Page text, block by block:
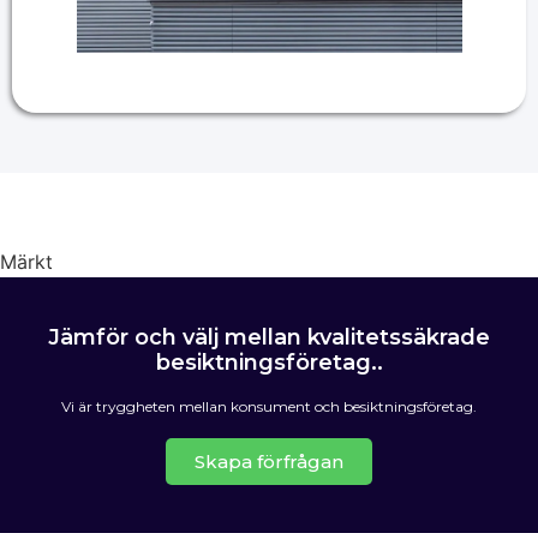
Märkt
Jämför och välj mellan kvalitetssäkrade
besiktningsföretag..
Vi är tryggheten mellan konsument och besiktningsföretag.
Skapa förfrågan